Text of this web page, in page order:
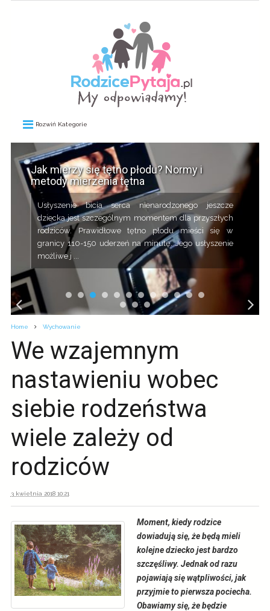
Rozwiń Kategorie
Jak mierzy się tętno płodu? Normy i
metody mierzenia tętna
Usłyszenie bicia serca nienarodzonego jeszcze
dziecka jest szczególnym momentem dla przyszłych
rodziców. Prawidłowe tętno płodu mieści się w
granicy 110-150 uderzeń na minutę. Jego usłyszenie
możliwe j ...
Home Wychowanie
We wzajemnym
nastawieniu wobec
siebie rodzeństwa
wiele zależy od
rodziców
3 kwietnia 2018 10:21
Moment, kiedy rodzice
dowiadują się, że będą mieli
kolejne dziecko jest bardzo
szczęśliwy. Jednak od razu
pojawiają się wątpliwości, jak
przyjmie to pierwsza pociecha.
Obawiamy się, że będzie